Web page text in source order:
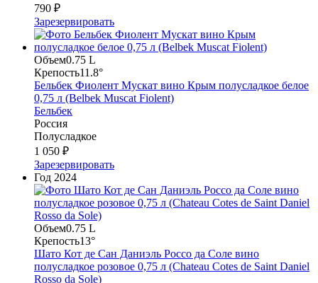
790 ₽
Зарезервировать
Объем0.75 L
Крепость11.8°
Бельбек Фиолент Мускат вино Крым полусладкое белое
0,75 л (Belbek Muscat Fiolent)
Бельбек
Россия
Полусладкое
1 050 ₽
Зарезервировать
Год 2024
Объем0.75 L
Крепость13°
Шато Кот де Сан Даниэль Россо да Соле вино
полусладкое розовое 0,75 л (Chateau Cotes de Saint Daniel
Rosso da Sole)